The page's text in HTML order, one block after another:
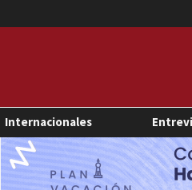
Internacionales